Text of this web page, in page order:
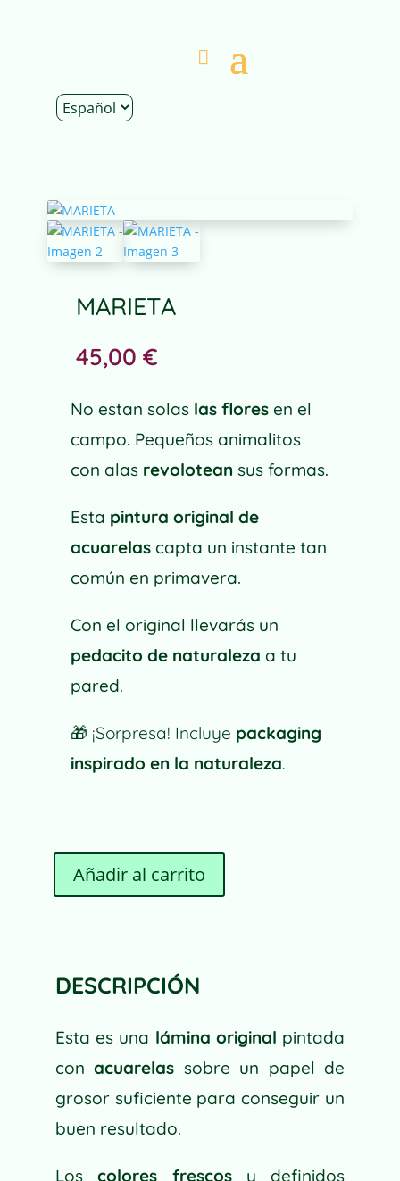
MARIETA
45,00 €
No estan solas las floresen el
campo. Pequeños animalitos
con alas revoloteansus formas.
Esta pintura original de
acuarelascapta un instante tan
común en primavera.
Con el original llevarás un
pedacito de naturaleza a tu
pared.
🎁 ¡Sorpresa! Incluye packaging
inspirado en la naturaleza.
MARIETA
CANTIDAD
Añadir al carrito
A
I
V
:
DESCRIPCIÓN
Esta es una lámina original pintada
conacuarelas sobre un papel de
grosor suficiente para conseguir un
buen resultado.
Loscolores frescosy definidos